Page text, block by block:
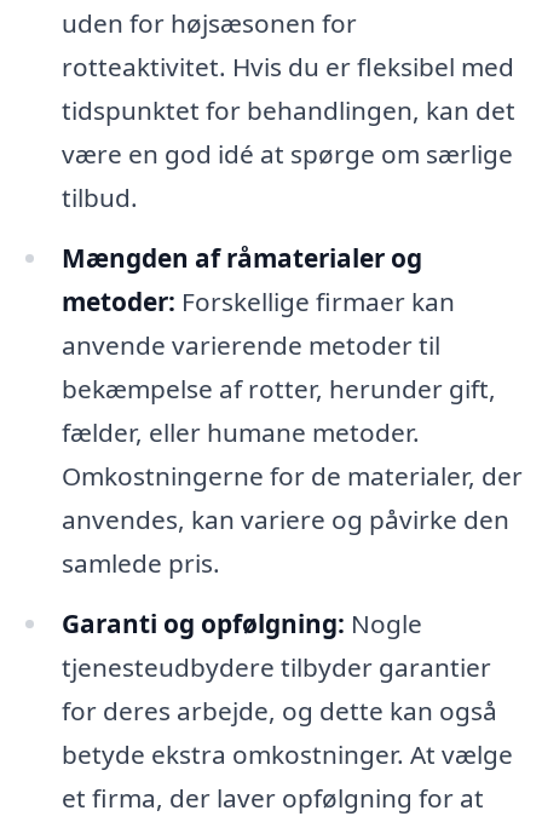
uden for højsæsonen for
rotteaktivitet. Hvis du er fleksibel med
tidspunktet for behandlingen, kan det
være en god idé at spørge om særlige
tilbud.
Mængden af råmaterialer og
metoder: Forskellige firmaer kan
anvende varierende metoder til
bekæmpelse af rotter, herunder gift,
fælder, eller humane metoder.
Omkostningerne for de materialer, der
anvendes, kan variere og påvirke den
samlede pris.
Garanti og opfølgning: Nogle
tjenesteudbydere tilbyder garantier
for deres arbejde, og dette kan også
betyde ekstra omkostninger. At vælge
et firma, der laver opfølgning for at